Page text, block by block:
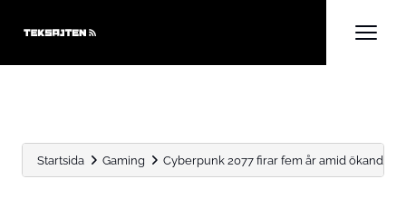
Startsida Gaming Cyberpunk 2077 firar fem år amid ökande